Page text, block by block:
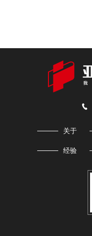

关于
经验